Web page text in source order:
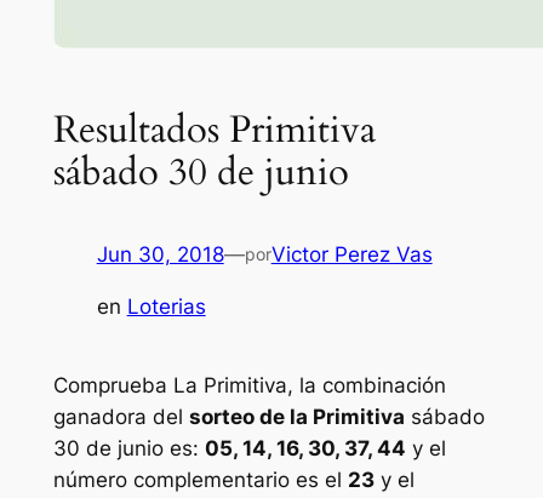
Resultados Primitiva
sábado 30 de junio
Jun 30, 2018—porVictor Perez Vas
en Loterias
Comprueba La Primitiva, la combinación
ganadora del sorteo de la Primitiva sábado
30 de junio es: 05, 14, 16, 30, 37, 44 y el
número complementario es el 23y el